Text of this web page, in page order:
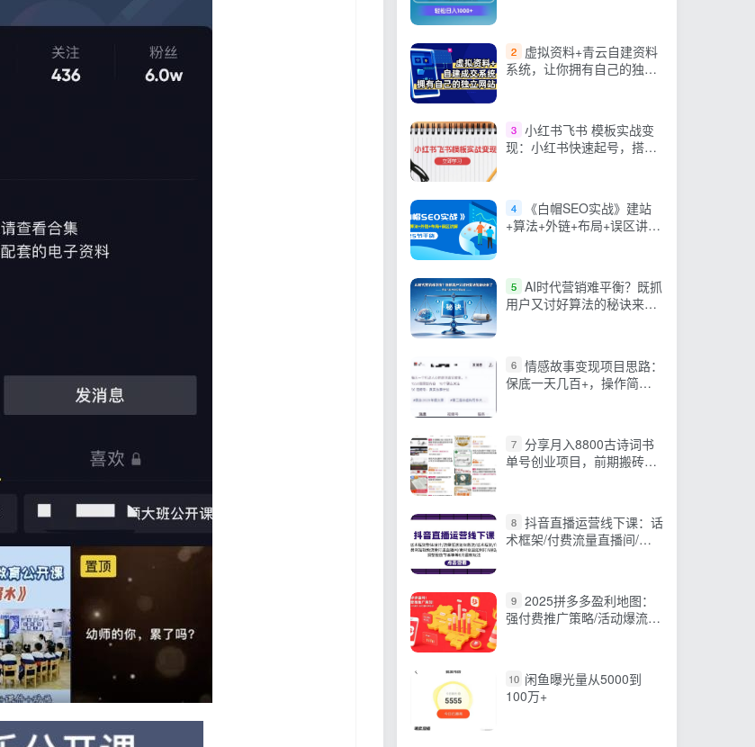
2
虚拟资料+青云自建资料
系统，让你拥有自己的独立
3 小红书飞书 模板实战变
现：小红书快速起号，搭建
4
《白帽SEO实战》建站
+算法+外链+布局+误区讲解
5 AI时代营销难平衡？既抓
用户又讨好算法的秘诀来了
6 情感故事变现项目思路：
保底一天几百+，操作简单
7 分享月入8800古诗词书
单号创业项目，前期搬砖后
8 抖音直播运营线下课：话
术框架/付费流量直播间/素
9 2025拼多多盈利地图：
强付费推广策略/活动爆流/
10 闲鱼曝光量从5000到
100万+